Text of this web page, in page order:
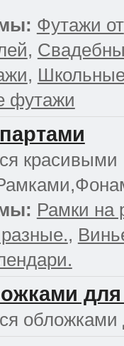
Футажи от
,
,
футажи
красивыми
Рамки на
,
для
обложками